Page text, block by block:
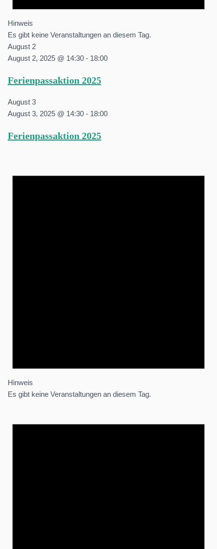
Hinweis
Es gibt keine Veranstaltungen an diesem Tag.
August 2
August 2, 2025 @ 14:30- 18:00
Ferienpassaktion 2025
August 3
August 3, 2025 @ 14:30- 18:00
Ferienpassaktion 2025
Hinweis
Es gibt keine Veranstaltungen an diesem Tag.